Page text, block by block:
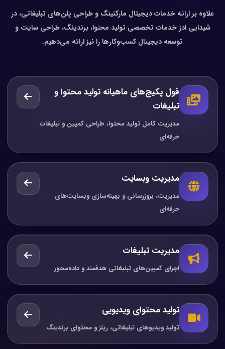
علاوه بر ارائه خدمات دیجیتال مارکتینگ و طراحی پلن‌های تبلیغاتی، در
شیدایی ادز خدمات تخصصی تولید محتوا، برندینگ، طراحی سایت و
توسعه دیجیتال کسب‌وکارها را نیز ارائه می‌دهیم.
فول پکیج‌های ماهیانه تولید محتوا و
تبلیغات
مدیریت کامل تولید محتوا، طراحی کمپین و تبلیغات
حرفه‌ای
مدیریت وبسایت
مدیریت، بروزرسانی و بهینه‌سازی وبسایت‌های
حرفه‌ای
مدیریت تبلیغات
اجرای کمپین‌های تبلیغاتی هدفمند و داده‌محور
تولید محتوای ویدیویی
تولید ویدیوهای تبلیغاتی، ریلز و محتوای برندینگ